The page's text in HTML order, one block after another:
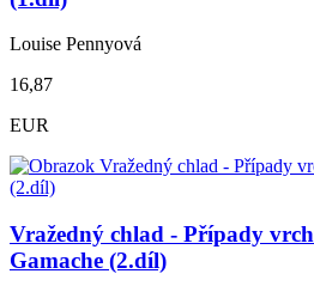
Louise Pennyová
16,87
EUR
Vražedný chlad - Případy
Gamache (2.díl)